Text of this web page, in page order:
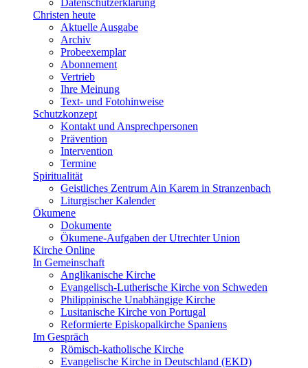
Datenschutzerklärung
Christen heute
Aktuelle Ausgabe
Archiv
Probeexemplar
Abonnement
Vertrieb
Ihre Meinung
Text- und Fotohinweise
Schutzkonzept
Kontakt und Ansprechpersonen
Prävention
Intervention
Termine
Spiritualität
Geistliches Zentrum Ain Karem in Stranzenbach
Liturgischer Kalender
Ökumene
Dokumente
Ökumene-Aufgaben der Utrechter Union
Kirche Online
In Gemeinschaft
Anglikanische Kirche
Evangelisch-Lutherische Kirche von Schweden
Philippinische Unabhängige Kirche
Lusitanische Kirche von Portugal
Reformierte Episkopalkirche Spaniens
Im Gespräch
Römisch-katholische Kirche
Evangelische Kirche in Deutschland (EKD)